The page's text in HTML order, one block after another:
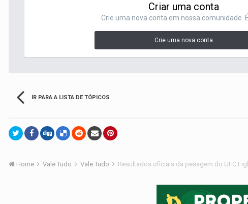
Criar uma conta
Crie uma nova conta em nossa comunidade.
Crie uma nova conta
IR PARA A LISTA DE TÓPICOS
Home Vale Tudo Vale Tudo Resultados oficiais da pesagem do UFC